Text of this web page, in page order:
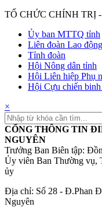
TỔ CHỨC CHÍNH TRỊ
Ủy ban MTTQ tỉnh
Liên đoàn Lao
Tỉnh đoàn
Hội Nông dân tỉnh
Hội Liên hiệp Phụ
Hội Cựu chiến
×
CỔNG THÔNG TIN
NGUYÊN
Trưởng Ban Biên tập:
Ủy viên Ban Thường vụ,
ủy
Địa chỉ: Số 28 - Đ.Phan
Nguyên